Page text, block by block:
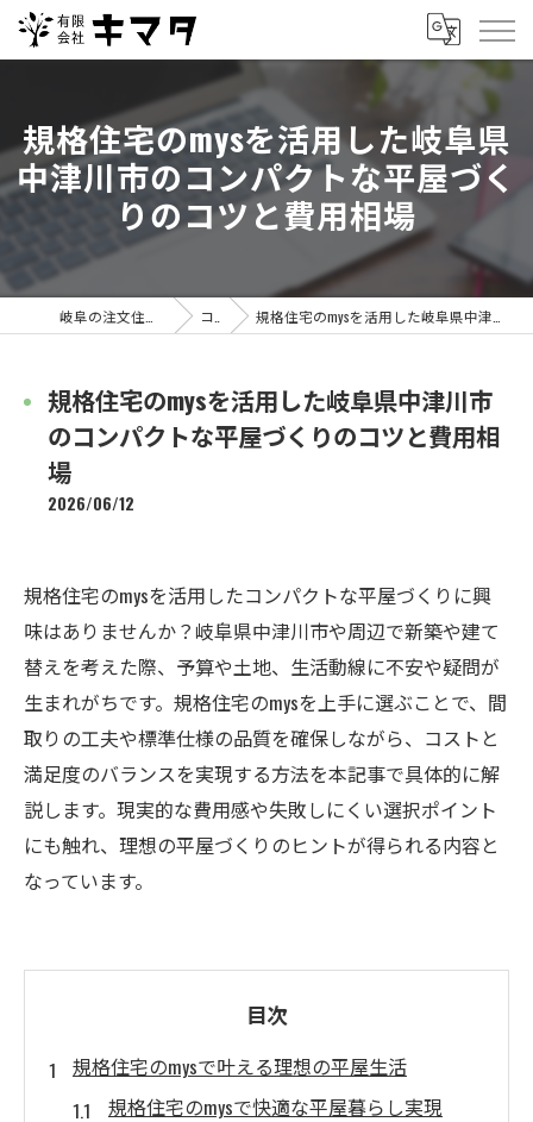
規格住宅のmysを活用した岐阜県
中津川市のコンパクトな平屋づく
りのコツと費用相場
コラム 規格住宅のmysを活用した岐阜県中津川市のコンパクトな平屋づくりのコツと費用相場
規格住宅のmysを活用した岐阜県中津川市
のコンパクトな平屋づくりのコツと費用相
場
2026/06/12
規格住宅のmysを活用したコンパクトな平屋づくりに興
味はありませんか？岐阜県中津川市や周辺で新築や建て
替えを考えた際、予算や土地、生活動線に不安や疑問が
生まれがちです。規格住宅のmysを上手に選ぶことで、間
取りの工夫や標準仕様の品質を確保しながら、コストと
満足度のバランスを実現する方法を本記事で具体的に解
説します。現実的な費用感や失敗しにくい選択ポイント
にも触れ、理想の平屋づくりのヒントが得られる内容と
なっています。
目次
規格住宅のmysで叶える理想の平屋生活
規格住宅のmysで快適な平屋暮らし実現